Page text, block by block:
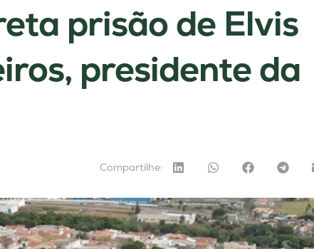
prisão de Elvis
presidente da
Compartilhe: